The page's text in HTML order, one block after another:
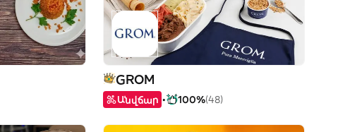
GROM
Անվճար 100%(48)